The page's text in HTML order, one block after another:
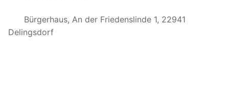
Bürgerhaus, An der Friedenslinde 1, 22941
Delingsdorf